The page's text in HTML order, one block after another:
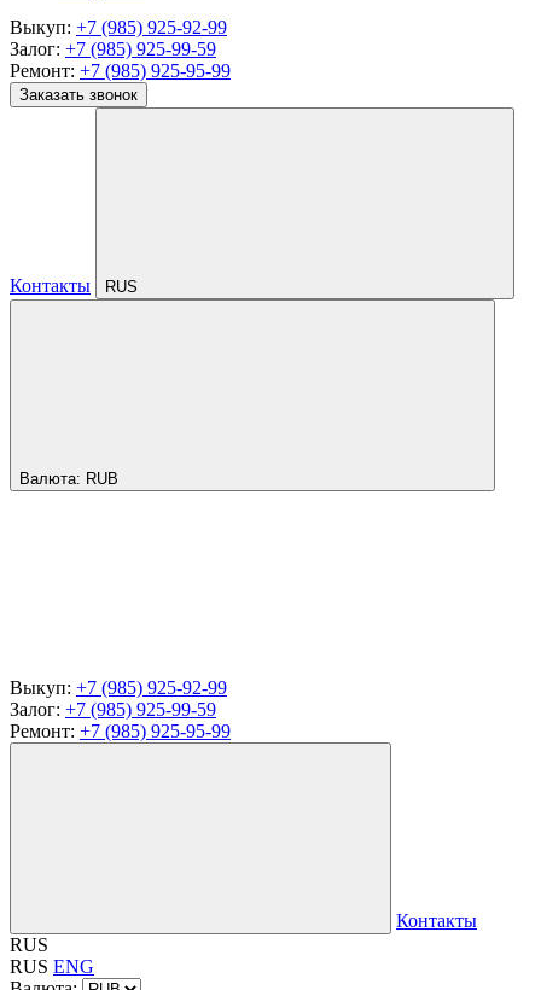
Выкуп: +7 (985) 925-92-99
Залог: +7 (985) 925-99-59
Ремонт: +7 (985) 925-95-99
Заказать звонок
Контакты RUS
Валюта: RUB
Выкуп: +7 (985) 925-92-99
Залог: +7 (985) 925-99-59
Ремонт: +7 (985) 925-95-99
Контакты
RUS
RUS ENG